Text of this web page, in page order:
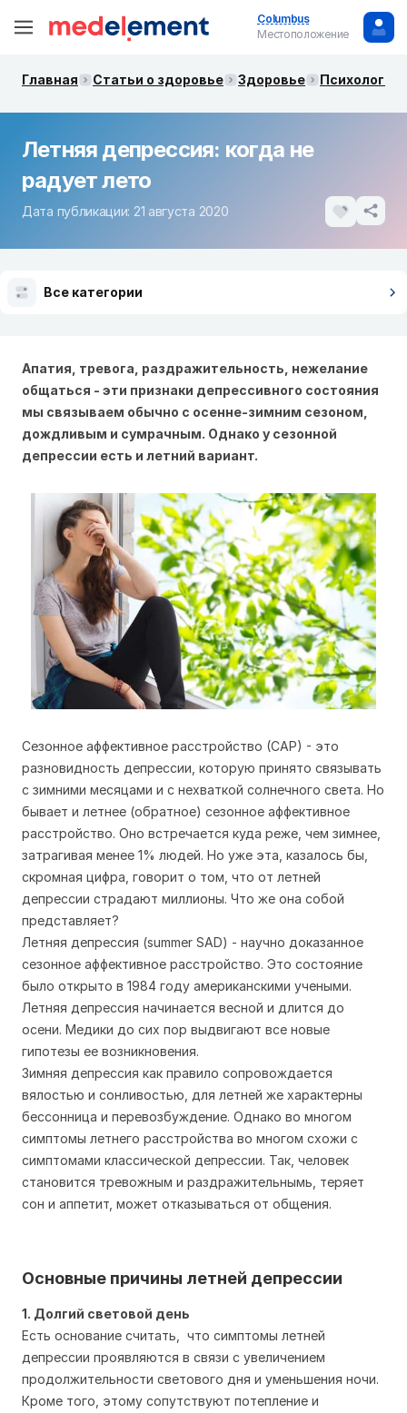
Columbus
Местоположение
Главная Статьи о здоровье Здоровье Психология
Летняя депрессия: когда не
радует лето
Дата публикации: 21 августа 2020
Все категории
Апатия, тревога, раздражительность, нежелание
общаться - эти признаки депрессивного состояния
мы связываем обычно с осенне-зимним сезоном,
дождливым и сумрачным. Однако у сезонной
депрессии есть и летний вариант.
Сезонное аффективное расстройство (САР) - это
разновидность депрессии, которую принято связывать
с зимними месяцами и с нехваткой солнечного света. Но
бывает и летнее (обратное) сезонное аффективное
расстройство. Оно встречается куда реже, чем зимнее,
затрагивая менее 1% людей. Но уже эта, казалось бы,
скромная цифра, говорит о том, что от летней
депрессии страдают миллионы. Что же она собой
представляет?
Летняя депрессия (summer SAD) - научно доказанное
сезонное аффективное расстройство. Это состояние
было открыто в 1984 году американскими учеными.
Летняя депрессия начинается весной и длится до
осени. Медики до сих пор выдвигают все новые
гипотезы ее возникновения.
Зимняя депрессия как правило сопровождается
вялостью и сонливостью, для летней же характерны
бессонница и перевозбуждение. Однако во многом
симптомы летнего расстройства во многом схожи с
симптомами классической депрессии. Так, человек
становится тревожным и раздражительнымь, теряет
сон и аппетит, может отказываться от общения.
Основные причины летней депрессии
1. Долгий световой день
Есть основание считать, что симптомы летней
депрессии проявляются в связи с увеличением
продолжительности светового дня и уменьшения ночи.
Кроме того, этому сопутствуют потепление и